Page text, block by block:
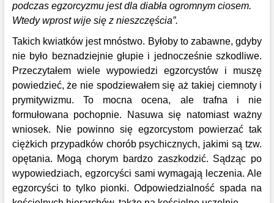
podczas egzorcyzmu jest dla diabła ogromnym ciosem.
Wtedy wprost wije się z nieszczęścia”.
Takich kwiatków jest mnóstwo. Byłoby to zabawne, gdyby
nie było beznadziejnie głupie i jednocześnie szkodliwe.
Przeczytałem wiele wypowiedzi egzorcystów i muszę
powiedzieć, że nie spodziewałem się aż takiej ciemnoty i
prymitywizmu. To mocna ocena, ale trafna i nie
formułowana pochopnie. Nasuwa się natomiast ważny
wniosek. Nie powinno się egzorcystom powierzać tak
ciężkich przypadków chorób psychicznych, jakimi są tzw.
opętania. Mogą chorym bardzo zaszkodzić. Sądząc po
wypowiedziach, egzorcyści sami wymagają leczenia. Ale
egzorcyści to tylko pionki. Odpowiedzialność spada na